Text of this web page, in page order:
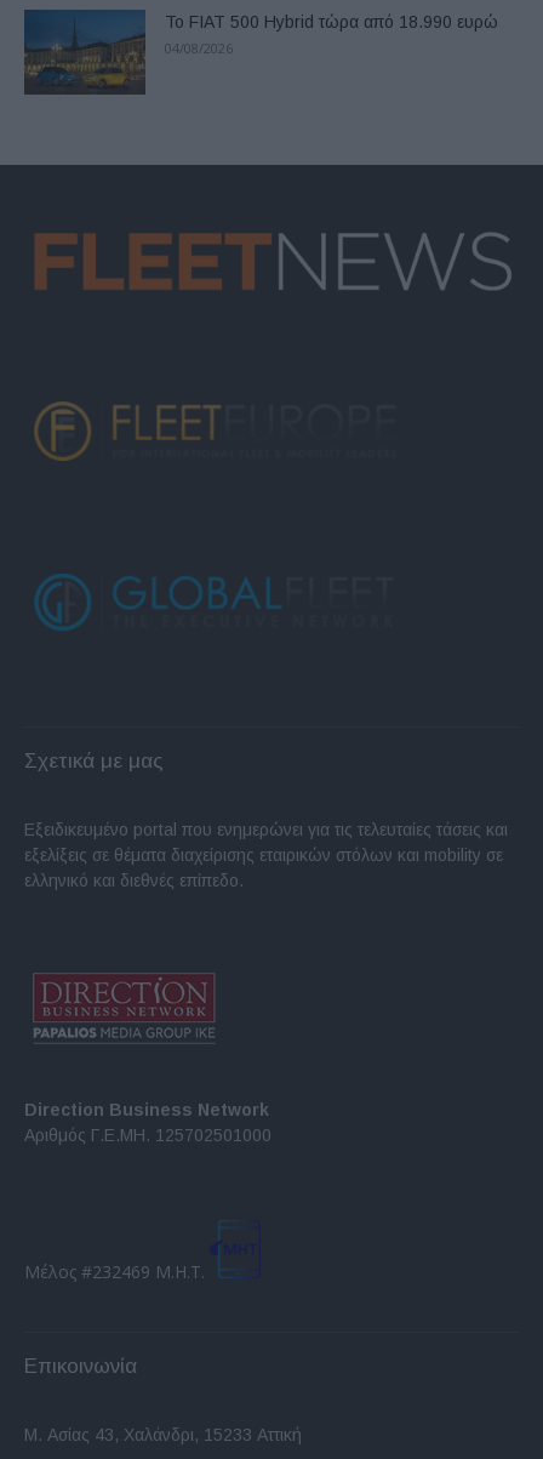
Το FIAT 500 Hybrid τώρα από 18.990 ευρώ
04/08/2026
Σχετικά με μας
Εξειδικευμένο portal που ενημερώνει για τις τελευταίες τάσεις και
εξελίξεις σε θέματα διαχείρισης εταιρικών στόλων και mobility σε
ελληνικό και διεθνές επίπεδο.
Direction Business Network
Αριθμός Γ.Ε.ΜΗ. 125702501000
Μέλος #232469 Μ.Η.Τ.
Επικοινωνία
Μ. Ασίας 43, Χαλάνδρι, 15233 Αττική